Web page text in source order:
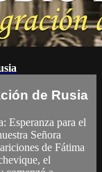
de Rusia
Esperanza para el
Señora
de Fátima
el